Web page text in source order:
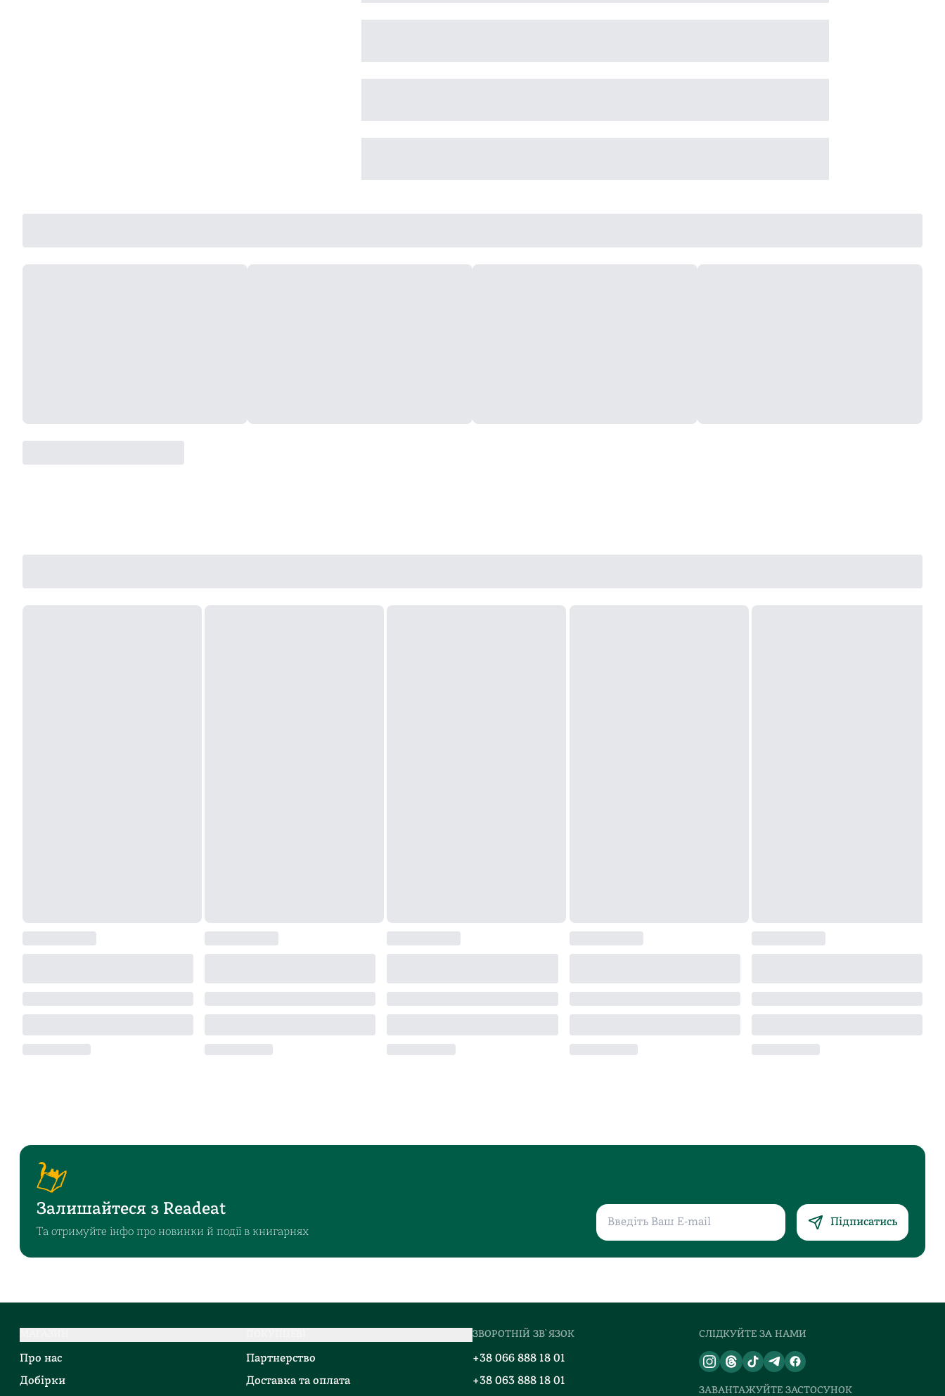
Залишайтеся з Readeat
Та отримуйте інфо про новинки й події в книгарнях
Підписатись
Про нас
Добірки
Партнерство
Доставка та оплата
ЗВОРОТНІЙ ЗВ`ЯЗОК
+38 066 888 18 01
+38 063 888 18 01
СЛІДКУЙТЕ ЗА НАМИ
ЗАВАНТАЖУЙТЕ ЗАСТОСУНОК